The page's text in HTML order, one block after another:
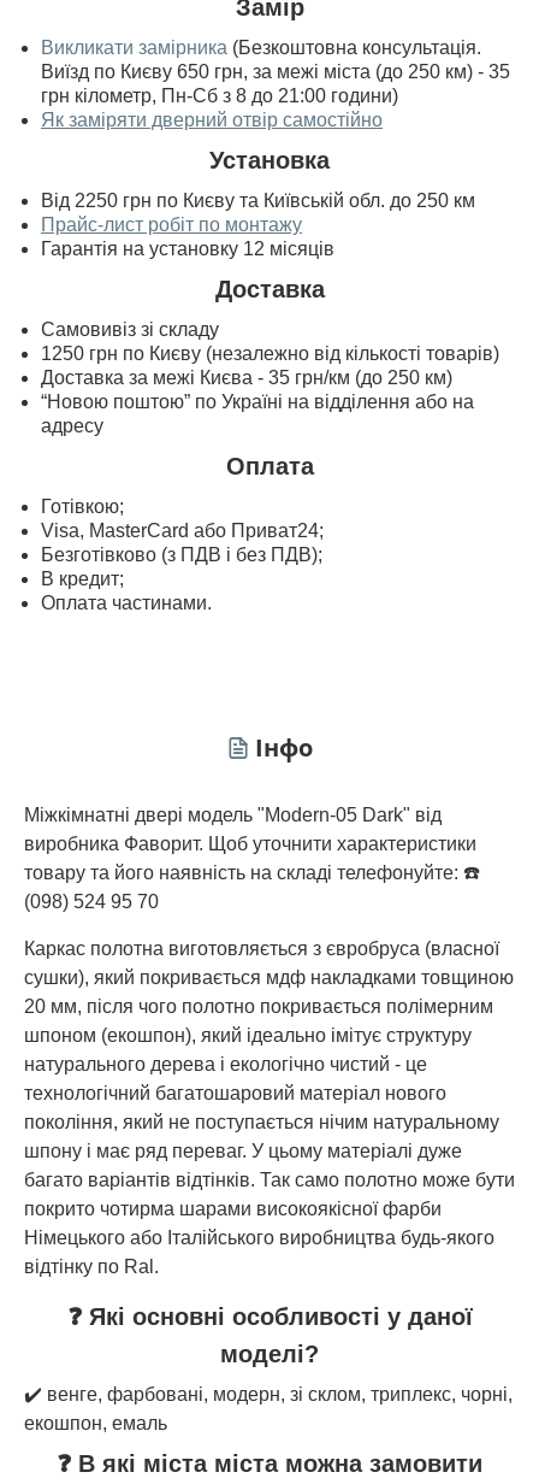
Замір
Викликати замірника (Безкоштовна консультація.
Виїзд по Києву 650 грн, за межі міста (до 250 км) - 35
грн кілометр, Пн-Сб з 8 до 21:00 години)
Як заміряти дверний отвір самостійно
Установка
Від 2250 грн по Києву та Київській обл. до 250 км
Прайс-лист робіт по монтажу
Гарантія на установку 12 місяців
Доставка
Самовивіз зі складу
1250 грн по Києву (незалежно від кількості товарів)
Доставка за межі Києва - 35 грн/км (до 250 км)
“Новою поштою” по Україні на відділення або на
адресу
Оплата
Готівкою;
Visa, MasterСard або Приват24;
Безготівково (з ПДВ і без ПДВ);
В кредит;
Оплата частинами.
Інфо
Міжкімнатні двері модель "Modern-05 Dark" від
виробника Фаворит. Щоб уточнити характеристики
товару та його наявність на складі телефонуйте: ☎️
(098) 524 95 70
Каркас полотна виготовляється з євробруса (власної
сушки), який покривається мдф накладками товщиною
20 мм, після чого полотно покривається полімерним
шпоном (екошпон), який ідеально імітує структуру
натурального дерева і екологічно чистий - це
технологічний багатошаровий матеріал нового
покоління, який не поступається нічим натуральному
шпону і має ряд переваг. У цьому матеріалі дуже
багато варіантів відтінків. Так само полотно може бути
покрито чотирма шарами високоякісної фарби
Німецького або Італійського виробництва будь-якого
відтінку по Ral.
❓ Які основні особливості у даної
моделі?
✔️ венге, фарбовані, модерн, зі склом, триплекс, чорні,
екошпон, емаль
❓ В які міста міста можна замовити